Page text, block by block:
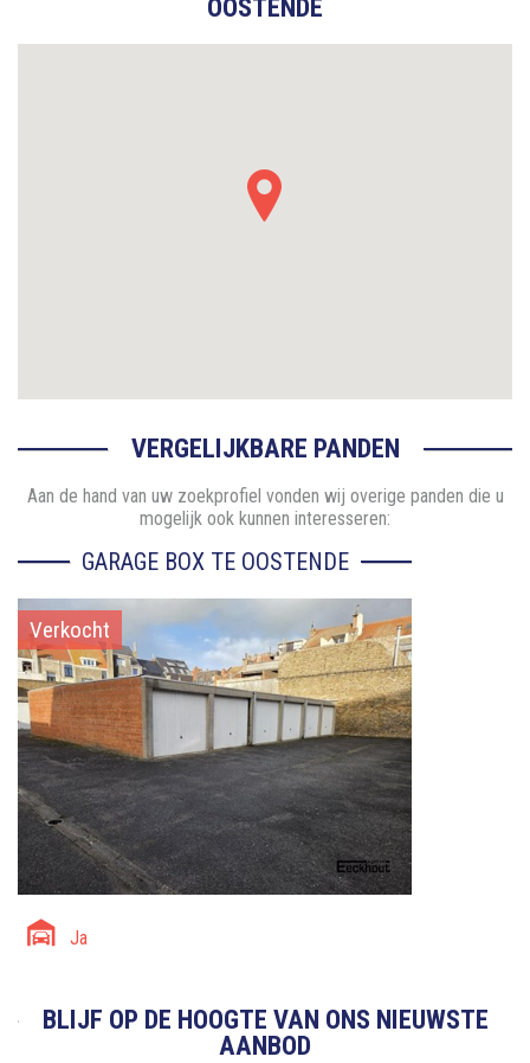
OOSTENDE
VERGELIJKBARE PANDEN
Aan de hand van uw zoekprofiel vonden wij overige panden die u
mogelijk ook kunnen interesseren:
GARAGE BOX TE OOSTENDE
Verkocht
Ja
BLIJF OP DE HOOGTE VAN ONS NIEUWSTE
AANBOD